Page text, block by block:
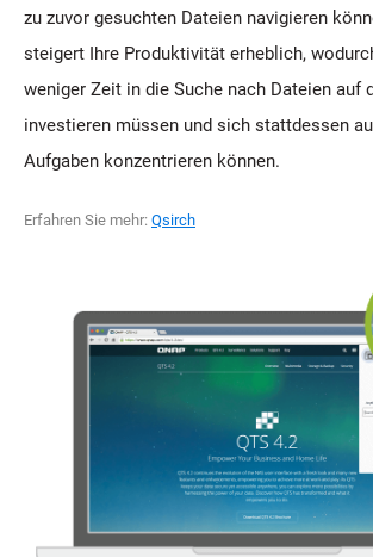
zu zuvor gesuchten Dateien navigieren
steigert Ihre Produktivität erheblich,
weniger Zeit in die Suche nach Dateien auf
investieren müssen und sich stattdessen
Aufgaben konzentrieren können.
Erfahren Sie mehr: Qsirch